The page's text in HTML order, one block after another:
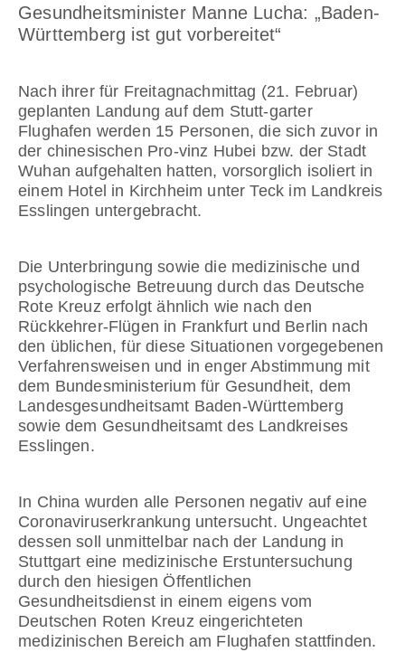
Gesundheitsminister Manne Lucha: „Baden-
Württemberg ist gut vorbereitet“
Nach ihrer für Freitagnachmittag (21. Februar)
geplanten Landung auf dem Stutt-garter
Flughafen werden 15 Personen, die sich zuvor in
der chinesischen Pro-vinz Hubei bzw. der Stadt
Wuhan aufgehalten hatten, vorsorglich isoliert in
einem Hotel in Kirchheim unter Teck im Landkreis
Esslingen untergebracht.
Die Unterbringung sowie die medizinische und
psychologische Betreuung durch das Deutsche
Rote Kreuz erfolgt ähnlich wie nach den
Rückkehrer-Flügen in Frankfurt und Berlin nach
den üblichen, für diese Situationen vorgegebenen
Verfahrensweisen und in enger Abstimmung mit
dem Bundesministerium für Gesundheit, dem
Landesgesundheitsamt Baden-Württemberg
sowie dem Gesundheitsamt des Landkreises
Esslingen.
In China wurden alle Personen negativ auf eine
Coronaviruserkrankung untersucht. Ungeachtet
dessen soll unmittelbar nach der Landung in
Stuttgart eine medizinische Erstuntersuchung
durch den hiesigen Öffentlichen
Gesundheitsdienst in einem eigens vom
Deutschen Roten Kreuz eingerichteten
medizinischen Bereich am Flughafen stattfinden.